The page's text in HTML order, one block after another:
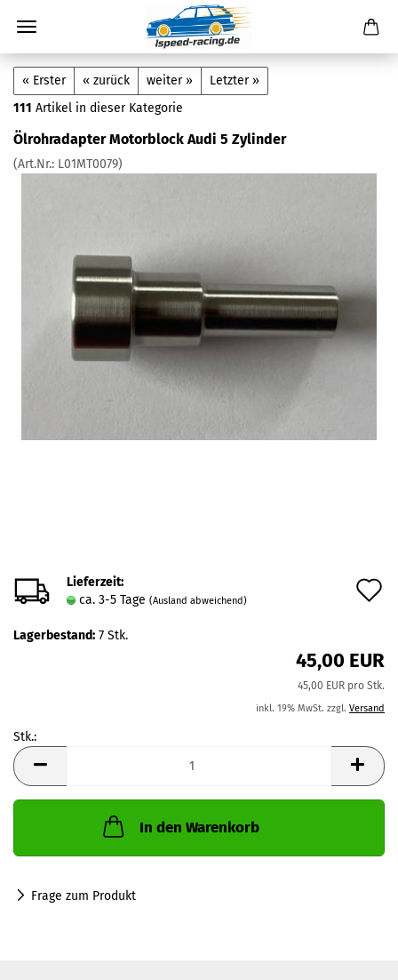
« Erster « zurück weiter »
Letzter »
111 Artikel in dieser Kategorie
Ölrohradapter Motorblock Audi 5 Zylinder
(Art.Nr.: L01MT0079)
Lieferzeit:
ca. 3-5 Tage (Ausland abweichend)
Lagerbestand: 7 Stk.
45,00 EUR
45,00 EUR pro Stk.
inkl. 19% MwSt. zzgl. Versand
Stk.:
Stk.
In den Warenkorb
Frage zum Produkt